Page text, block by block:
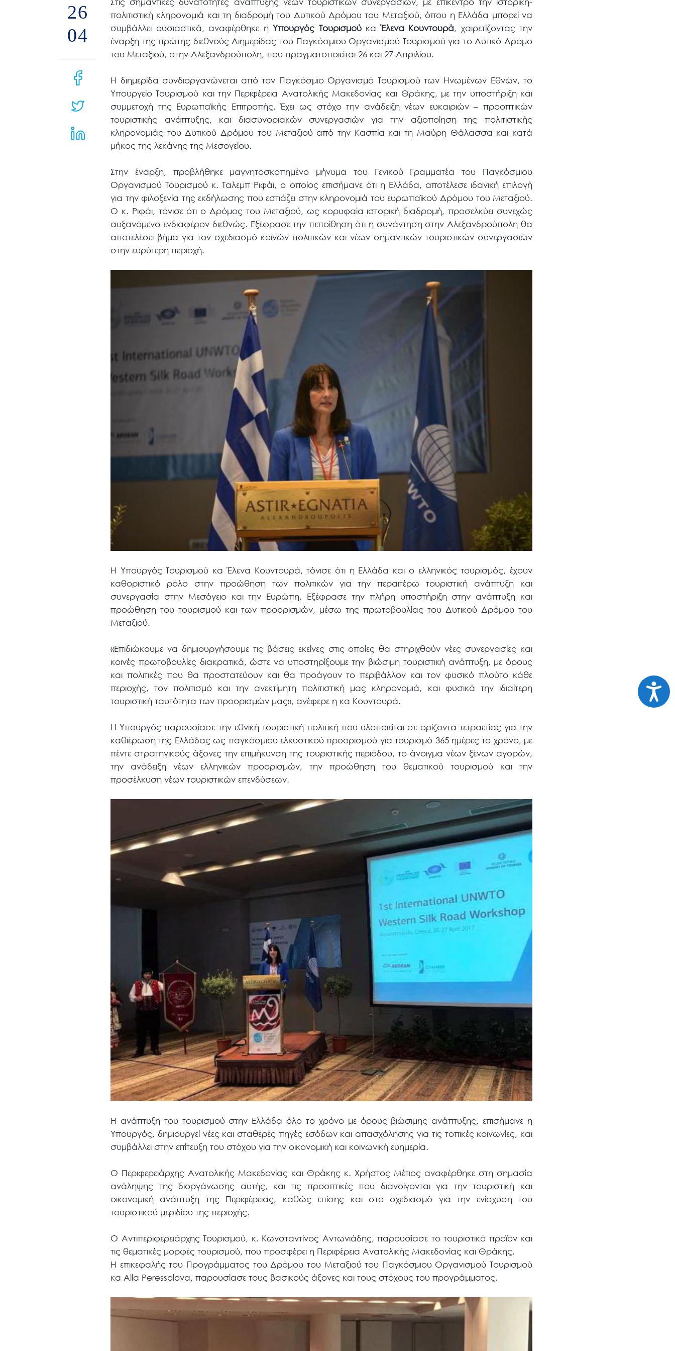
προσβασιμότητας.26
04
πολιτιστική κληρονομιά και τη διαδρομή του Δυτικού Δρόμου του Μεταξιού, όπου η Ελλάδα μπορεί να
συμβάλλει ουσιαστικά, αναφέρθηκε ηΥπουργός ΤουρισμούκαΈλενα Κουντουρά, χαιρετίζοντας την
έναρξη της πρώτης διεθνούς Διημερίδας του Παγκόσμιου Οργανισμού Τουρισμού για το Δυτικό Δρόμο
του Μεταξιού, στην Αλεξανδρούπολη, που πραγματοποιείται 26 και 27 Απριλίου.
Η διημερίδα συνδιοργανώνεται από τον Παγκόσμιο Οργανισμό Τουρισμού των Ηνωμένων Εθνών, το
Υπουργείο Τουρισμού και την Περιφέρεια Ανατολικής Μακεδονίας και Θράκης, με την υποστήριξη και
συμμετοχή της Ευρωπαϊκής Επιτροπής. Έχει ως στόχο την ανάδειξη νέων ευκαιριών – προοπτικών
τουριστικής ανάπτυξης, και διασυνοριακών συνεργασιών για την αξιοποίηση της πολιτιστικής
κληρονομιάς του Δυτικού Δρόμου του Μεταξιού από την Κασπία και τη Μαύρη Θάλασσα και κατά
μήκος της λεκάνης της Μεσογείου.
Στην έναρξη, προβλήθηκε μαγνητοσκοπημένο μήνυμα του Γενικού Γραμματέα του Παγκόσμιου
Οργανισμού Τουρισμού κ. Ταλεμπ Ριφάι, ο οποίος επισήμανε ότι η Ελλάδα, αποτέλεσε ιδανική επιλογή
για την φιλοξενία της εκδήλωσης που εστιάζει στην κληρονομιά του ευρωπαϊκού Δρόμου του Μεταξιού.
Ο κ. Ριφάι, τόνισε ότι ο Δρόμος του Μεταξιού, ως κορυφαία ιστορική διαδρομή, προσελκύει συνεχώς
αυξανόμενο ενδιαφέρον διεθνώς. Εξέφρασε την πεποίθηση ότι η συνάντηση στην Αλεξανδρούπολη θα
αποτελέσει βήμα για τον σχεδιασμό κοινών πολιτικών και νέων σημαντικών τουριστικών συνεργασιών
στην ευρύτερη περιοχή.
Η Υπουργός Τουρισμού κα Έλενα Κουντουρά, τόνισε ότι η Ελλάδα και ο ελληνικός τουρισμός, έχουν
καθοριστικό ρόλο στην προώθηση των πολιτικών για την περαιτέρω τουριστική ανάπτυξη και
συνεργασία στην Μεσόγειο και την Ευρώπη. Εξέφρασε την πλήρη υποστήριξη στην ανάπτυξη και
προώθηση του τουρισμού και των προορισμών, μέσω της πρωτοβουλίας του Δυτικού Δρόμου του
Μεταξιού.
«Επιδιώκουμε να δημιουργήσουμε τις βάσεις εκείνες στις οποίες θα στηριχθούν νέες συνεργασίες και
κοινές πρωτοβουλίες διακρατικά, ώστε να υποστηρίξουμε την βιώσιμη τουριστική ανάπτυξη, με όρους
και πολιτικές που θα προστατεύουν και θα προάγουν το περιβάλλον και τον φυσικό πλούτο κάθε
περιοχής, τον πολιτισμό και την ανεκτίμητη πολιτιστική μας κληρονομιά, και φυσικά την ιδιαίτερη
τουριστική ταυτότητα των προορισμών μας», ανέφερε η κα Κουντουρά.
Η Υπουργός παρουσίασε την εθνική τουριστική πολιτική που υλοποιείται σε ορίζοντα τετραετίας για την
καθιέρωση της Ελλάδας ως παγκόσμιου ελκυστικού προορισμού για τουρισμό 365 ημέρες το χρόνο, με
πέντε στρατηγικούς άξονες την επιμήκυνση της τουριστικής περιόδου, το άνοιγμα νέων ξένων αγορών,
την ανάδειξη νέων ελληνικών προορισμών, την προώθηση του θεματικού τουρισμού και την
προσέλκυση νέων τουριστικών επενδύσεων.
Η ανάπτυξη του τουρισμού στην Ελλάδα όλο το χρόνο με όρους βιώσιμης ανάπτυξης, επισήμανε η
Υπουργός, δημιουργεί νέες και σταθερές πηγές εσόδων και απασχόλησης για τις τοπικές κοινωνίες, και
συμβάλλει στην επίτευξη του στόχου για την οικονομική και κοινωνική ευημερία.
Ο Περιφερειάρχης Ανατολικής Μακεδονίας και Θράκης κ. Χρήστος Μέτιος αναφέρθηκε στη σημασία
ανάληψης της διοργάνωσης αυτής, και τις προοπτικές που διανοίγονται για την τουριστική και
οικονομική ανάπτυξη της Περιφέρειας, καθώς επίσης και στο σχεδιασμό για την ενίσχυση του
τουριστικού μεριδίου της περιοχής.
Ο Αντιπεριφερειάρχης Τουρισμού, κ. Κωνσταντίνος Αντωνιάδης, παρουσίασε το τουριστικό προϊόν και
τις θεματικές μορφές τουρισμού, που προσφέρει η Περιφέρεια Ανατολικής Μακεδονίας και Θράκης.
Η επικεφαλής του Προγράμματος του Δρόμου του Μεταξιού του Παγκόσμιου Οργανισμού Τουρισμού
κα Alla Peressolova, παρουσίασε τους βασικούς άξονες και τους στόχους του προγράμματος.